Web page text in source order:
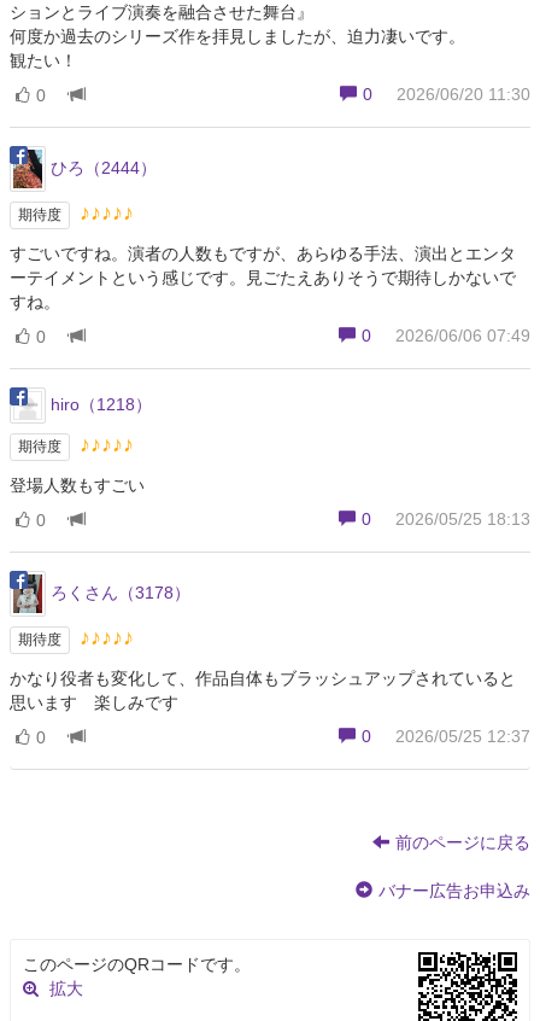
ションとライブ演奏を融合させた舞台』
何度か過去のシリーズ作を拝見しましたが、迫力凄いです。
観たい！
0
2026/06/20 11:30
0
ひろ（2444）
期待度 ♪♪♪♪♪
すごいですね。演者の人数もですが、あらゆる手法、演出とエンタ
ーテイメントという感じです。見ごたえありそうで期待しかないで
すね。
0
2026/06/06 07:49
0
hiro（1218）
期待度 ♪♪♪♪♪
登場人数もすごい
0
2026/05/25 18:13
0
ろくさん（3178）
期待度 ♪♪♪♪♪
かなり役者も変化して、作品自体もブラッシュアップされていると
思います 楽しみです
0
2026/05/25 12:37
0
前のページに戻る
バナー広告お申込み
このページのQRコードです。
拡大